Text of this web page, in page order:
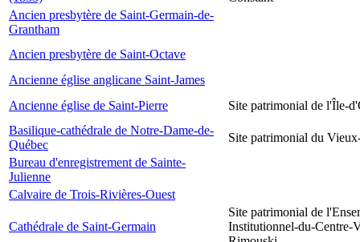
Ancien presbytère de Saint-Germain-de-
Grantham
Ancien presbytère de Saint-Octave
Ancienne église anglicane Saint-James
Ancienne église de Saint-Pierre
Site patrimonial de l'Île-
Basilique-cathédrale de Notre-Dame-de-
Québec
Site patrimonial du
Bureau d'enregistrement de Sainte-
Julienne
Calvaire de Trois-Rivières-Ouest
Cathédrale de Saint-Germain
Site patrimonial de
Institutionnel-du-Centre-